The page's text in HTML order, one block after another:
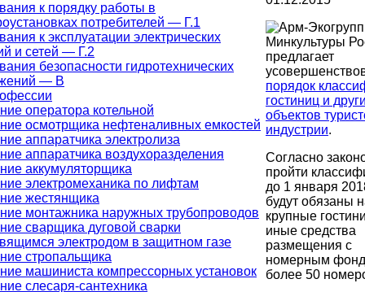
к порядку работы в
потребителей — Г.1
к эксплуатации электрических
и сетей — Г.2
безопасности гидротехнических
— В
оператора котельной
осмотрщика нефтеналивных емкостей
аппаратчика электролиза
аппаратчика воздухоразделения
аккумуляторщика
электромеханика по лифтам
жестянщика
монтажника наружных трубопроводов
сварщика дуговой сварки
электродом в защитном газе
стропальщика
машиниста компрессорных установок
слесаря-сантехника
Минкультуры
предлагает
порядок
гостиниц и
объектов
индустрии.
Согласно
пройти
до 1 января
будут обязаны
крупные
иные средства
размещения с
номерным
более 50